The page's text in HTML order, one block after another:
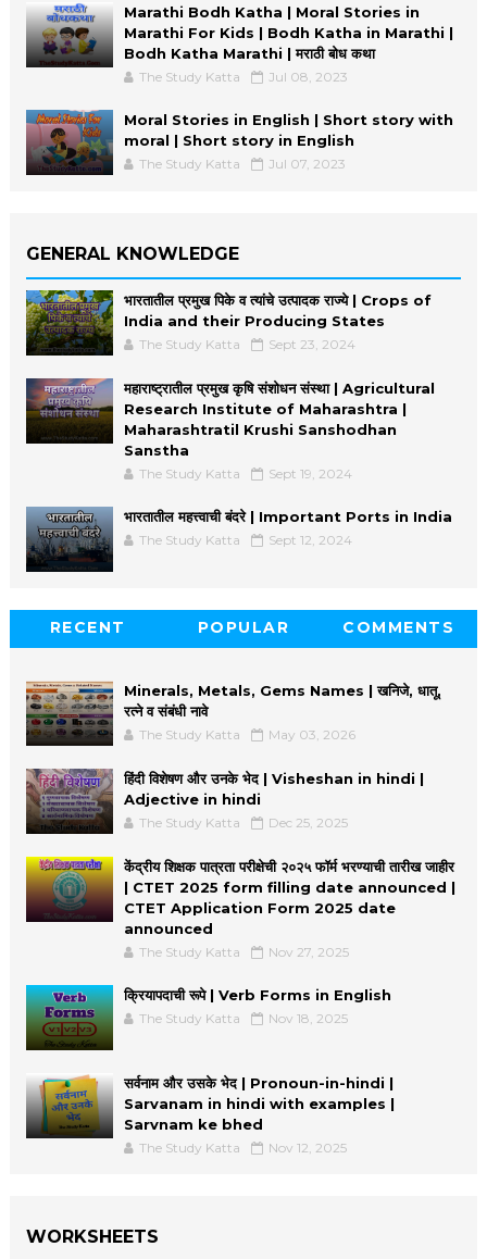
Marathi Bodh Katha | Moral Stories in
Marathi For Kids | Bodh Katha in Marathi |
Bodh Katha Marathi | मराठी बोध कथा
The Study Katta Jul 08, 2023
Moral Stories in English | Short story with
moral | Short story in English
The Study Katta Jul 07, 2023
GENERAL KNOWLEDGE
भारतातील प्रमुख पिके व त्यांचे उत्पादक राज्ये | Crops of
India and their Producing States
The Study Katta Sept 23, 2024
महाराष्ट्रातील प्रमुख कृषि संशोधन संस्था | Agricultural
Research Institute of Maharashtra |
Maharashtratil Krushi Sanshodhan
Sanstha
The Study Katta Sept 19, 2024
भारतातील महत्त्वाची बंदरे | Important Ports in India
The Study Katta Sept 12, 2024
RECENT POPULAR COMMENTS
Minerals, Metals, Gems Names | खनिजे, धातू,
रत्ने व संबंधी नावे
The Study Katta May 03, 2026
हिंदी विशेषण और उनके भेद | Visheshan in hindi |
Adjective in hindi
The Study Katta Dec 25, 2025
केंद्रीय शिक्षक पात्रता परीक्षेची २०२५ फॉर्म भरण्याची तारीख जाहीर
| CTET 2025 form filling date announced |
CTET Application Form 2025 date
announced
The Study Katta Nov 27, 2025
क्रियापदाची रूपे | Verb Forms in English
The Study Katta Nov 18, 2025
सर्वनाम और उसके भेद | Pronoun-in-hindi |
Sarvanam in hindi with examples |
Sarvnam ke bhed
The Study Katta Nov 12, 2025
WORKSHEETS